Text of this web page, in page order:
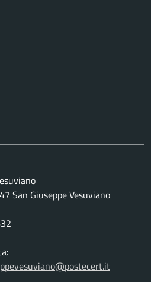
San Giuseppe Vesuviano